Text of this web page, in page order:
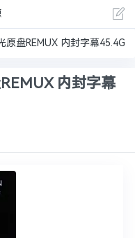
原盘REMUX 内封字幕45.4G
内封字幕